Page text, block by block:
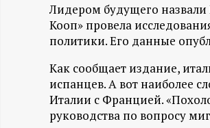
р
м
а
ц
Лидером будущего
Кооп» провела
политики. Его данные
Как сообщает издание,
испанцев. А вот наиболее
Италии с Францией.
руководства по вопросу